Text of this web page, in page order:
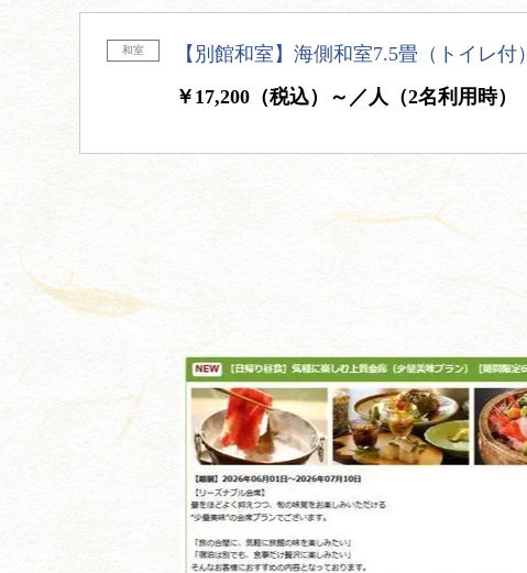
和室
【別館和室】海側和室7.5畳（トイレ付）
￥17,200（税込）～／人（2名利用時）